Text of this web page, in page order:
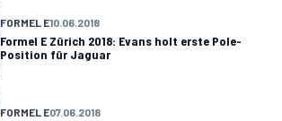
FORMEL E10.06.2018
Formel E Zürich 2018: Evans holt erste Pole-
Position für Jaguar
FORMEL E07.06.2018